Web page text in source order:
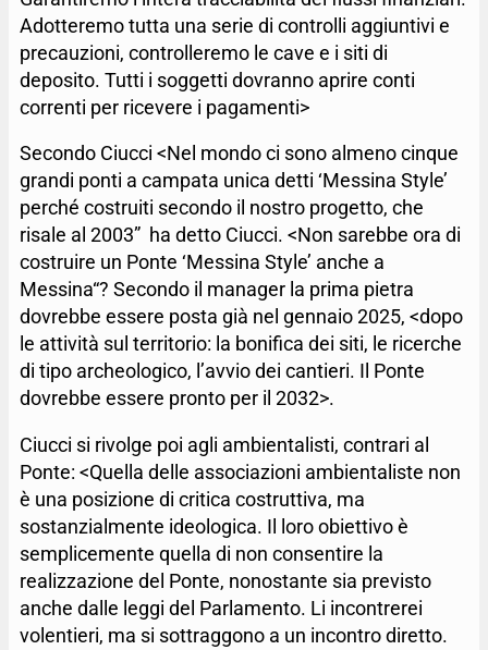
Adotteremo tutta una serie di controlli aggiuntivi e
precauzioni, controlleremo le cave e i siti di
deposito. Tutti i soggetti dovranno aprire conti
correnti per ricevere i pagamenti>
Secondo Ciucci <Nel mondo ci sono almeno cinque
grandi ponti a campata unica detti ‘Messina Style’
perché costruiti secondo il nostro progetto, che
risale al 2003” ha detto Ciucci. <Non sarebbe ora di
costruire un Ponte ‘Messina Style’ anche a
Messina“? Secondo il manager la prima pietra
dovrebbe essere posta già nel gennaio 2025, <dopo
le attività sul territorio: la bonifica dei siti, le ricerche
di tipo archeologico, l’avvio dei cantieri. Il Ponte
dovrebbe essere pronto per il 2032>.
Ciucci si rivolge poi agli ambientalisti, contrari al
Ponte: <Quella delle associazioni ambientaliste non
è una posizione di critica costruttiva, ma
sostanzialmente ideologica. Il loro obiettivo è
semplicemente quella di non consentire la
realizzazione del Ponte, nonostante sia previsto
anche dalle leggi del Parlamento. Li incontrerei
volentieri, ma si sottraggono a un incontro diretto.